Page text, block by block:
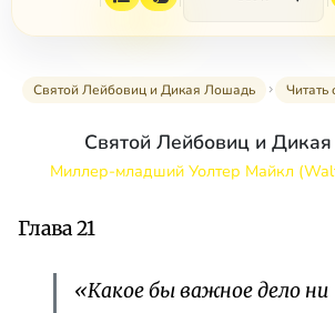
Святой Лейбовиц и Дикая Лошадь Читать
Святой Лейбовиц и
Миллер-младший Уолтер Майкл
Глава 21
«Какое бы важное дело ни